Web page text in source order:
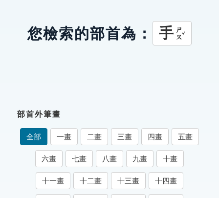
成語故事
索引選單
知識索引
單字索引
生命大百科索引
您檢索的部首為： 手 ㄕㄡˇ
部首外筆畫
全部 一畫 二畫 三畫 四畫 五畫
六畫 七畫 八畫 九畫 十畫
十一畫 十二畫 十三畫 十四畫